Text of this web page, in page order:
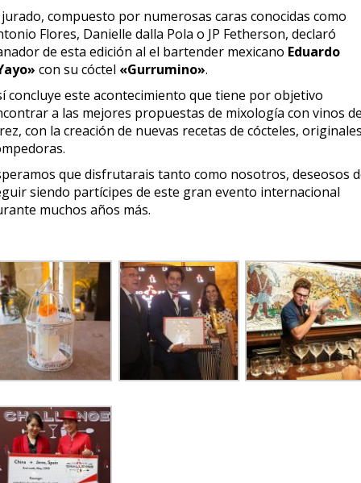
jurado, compuesto por numerosas caras conocidas como
Flores, Danielle dalla Pola o JP Fetherson, declaró
de esta edición al el bartender mexicano Eduardo
con su cóctel «Gurrumino».
concluye este acontecimiento que tiene por objetivo
a las mejores propuestas de mixología con vinos
con la creación de nuevas recetas de cócteles,
que disfrutarais tanto como nosotros, deseosos
siendo partícipes de este gran evento internacional
muchos años más.